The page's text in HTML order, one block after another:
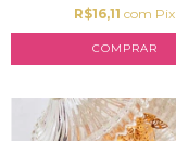
R$16,11 com Pix
COMPRAR